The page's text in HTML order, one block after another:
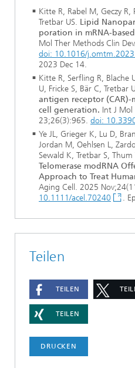
Kitte R, Rabel M, Geczy R,
Tretbar US. Lipid
poration in mRNA-
Mol Ther Methods Clin
doi: 10.1016/
2023 Dec 14.
Kitte R, Serfling R, Blache
U, Fricke S, Bär C, Tretbar
antigen receptor (CAR)-
cell generation. Int J Mol
23;26(3):965. doi:
Ye JL, Grieger K, Lu D,
Jordan M, Oehlsen L,
Sewald K, Tretbar S,
Telomerase modRNA
Approach to Treat
Aging Cell. 2025
10.1111/acel.70240
.
Teilen
TEILEN
TEILEN
DRUCKEN